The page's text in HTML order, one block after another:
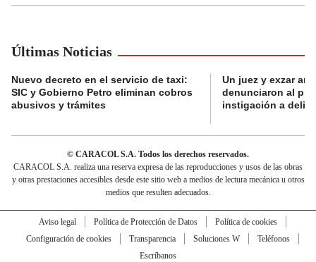
Últimas Noticias
Nuevo decreto en el servicio de taxi:
SIC y Gobierno Petro eliminan cobros
abusivos y trámites
Un juez y exzar
denunciaron al
instigación a
© CARACOL S.A. Todos los derechos reservados.
CARACOL S.A. realiza una reserva expresa de las reproducciones y usos de las obras
y otras prestaciones accesibles desde este sitio web a medios de lectura mecánica u otros
medios que resulten adecuados.
Aviso legal Política de Protección de Datos
Política de cookies
Configuración de cookies
Transparencia Soluciones W
Teléfonos
Escríbanos